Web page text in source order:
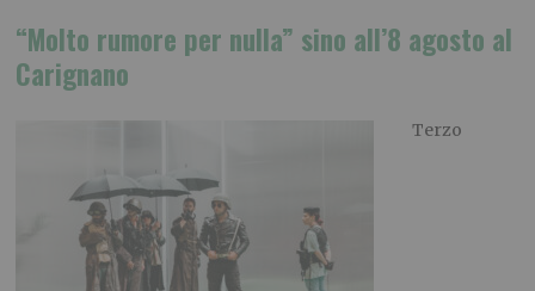
“Molto rumore per nulla” sino all’8 agosto al
Carignano
Terzo